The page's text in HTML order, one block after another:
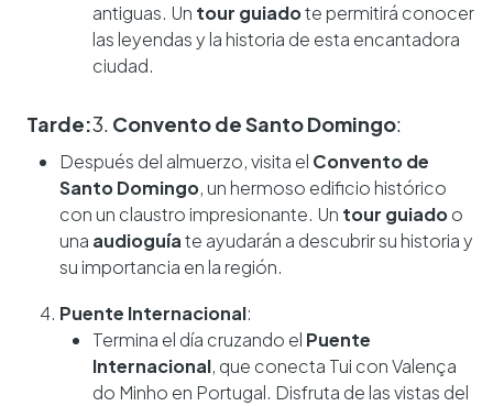
antiguas. Un tour guiadote permitirá conocer
las leyendas y la historia de esta encantadora
ciudad.
Tarde:3. Convento de Santo Domingo:
Después del almuerzo, visita el Convento de
Santo Domingo, un hermoso edificio histórico
con un claustro impresionante. Un tour guiadoo
una audioguíate ayudarán a descubrir su historia y
su importancia en la región.
Puente Internacional:
Termina el día cruzando el Puente
Internacional, que conecta Tui con Valença
do Minho en Portugal. Disfruta de las vistas del